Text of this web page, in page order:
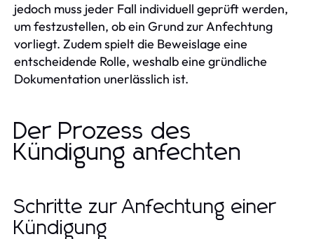
jedoch muss jeder Fall individuell geprüft werden,
um festzustellen, ob ein Grund zur Anfechtung
vorliegt. Zudem spielt die Beweislage eine
entscheidende Rolle, weshalb eine gründliche
Dokumentation unerlässlich ist.
Der Prozess des
Kündigung anfechten
Schritte zur Anfechtung einer
Kündigung